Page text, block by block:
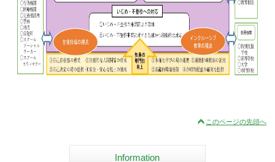
このページの先頭へ
Information